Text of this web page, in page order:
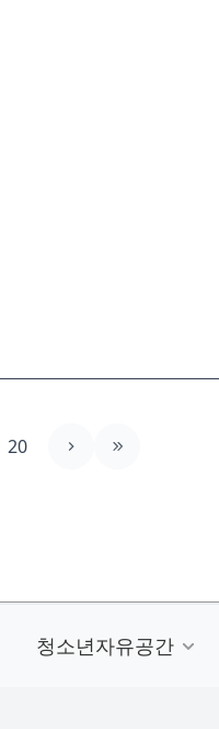
20
청소년자유공간